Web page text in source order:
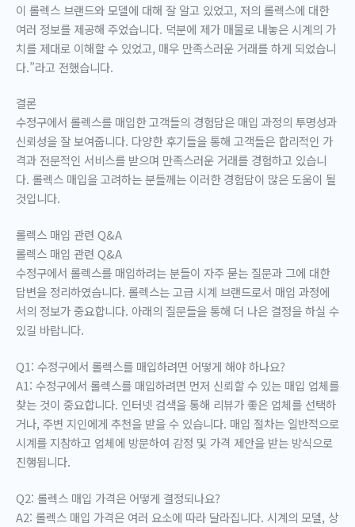
이 롤렉스 브랜드와 모델에 대해 잘 알고 있었고, 저의 롤렉스에 대한
여러 정보를 제공해 주었습니다. 덕분에 제가 매물로 내놓은 시계의 가
치를 제대로 이해할 수 있었고, 매우 만족스러운 거래를 하게 되었습니
다.”라고 전했습니다.
결론
수정구에서 롤렉스를 매입한 고객들의 경험담은 매입 과정의 투명성과
신뢰성을 잘 보여줍니다. 다양한 후기들을 통해 고객들은 합리적인 가
격과 전문적인 서비스를 받으며 만족스러운 거래를 경험하고 있습니
다. 롤렉스 매입을 고려하는 분들께는 이러한 경험담이 많은 도움이 될
것입니다.
롤렉스 매입 관련 Q&A
롤렉스 매입 관련 Q&A
수정구에서 롤렉스를 매입하려는 분들이 자주 묻는 질문과 그에 대한
답변을 정리하였습니다. 롤렉스는 고급 시계 브랜드로서 매입 과정에
서의 정보가 중요합니다. 아래의 질문들을 통해 더 나은 결정을 하실 수
있길 바랍니다.
Q1: 수정구에서 롤렉스를 매입하려면 어떻게 해야 하나요?
A1: 수정구에서 롤렉스를 매입하려면 먼저 신뢰할 수 있는 매입 업체를
찾는 것이 중요합니다. 인터넷 검색을 통해 리뷰가 좋은 업체를 선택하
거나, 주변 지인에게 추천을 받을 수 있습니다. 매입 절차는 일반적으로
시계를 지참하고 업체에 방문하여 감정 및 가격 제안을 받는 방식으로
진행됩니다.
Q2: 롤렉스 매입 가격은 어떻게 결정되나요?
A2: 롤렉스 매입 가격은 여러 요소에 따라 달라집니다. 시계의 모델, 상